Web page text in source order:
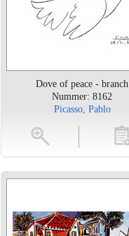
Dove of peace - branch
Nummer: 8162
Picasso, Pablo
toevoegen